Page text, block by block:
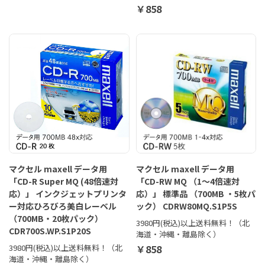
￥858
マクセル maxell データ用
「CD-R Super MQ (48倍速対
応）」 インクジェットプリンタ
ー対応ひろびろ美白レーベル
（700MB・20枚パック）
CDR700S.WP.S1P20S
3980円(税込)以上送料無料！（北
海道・沖縄・離島除く）
マクセル maxell データ用
「CD-RW MQ （1～4倍速対
応）」 標準品 （700MB ・5枚パ
ック） CDRW80MQ.S1P5S
3980円(税込)以上送料無料！（北
海道・沖縄・離島除く）
￥858